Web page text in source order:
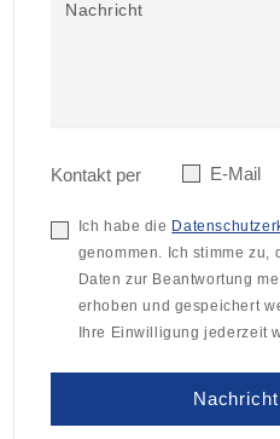
Nachricht
Kontakt per E-Mail
Ich habe die
genommen. Ich stimme zu,
Daten zur Beantwortung
erhoben und gespeichert
Ihre Einwilligung jederzeit